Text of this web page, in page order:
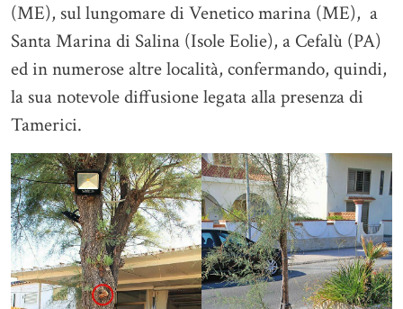
(ME), sul lungomare di Venetico marina (ME), a
Santa Marina di Salina (Isole Eolie), a Cefalù (PA)
ed in numerose altre località, confermando, quindi,
la sua notevole diffusione legata alla presenza di
Tamerici.